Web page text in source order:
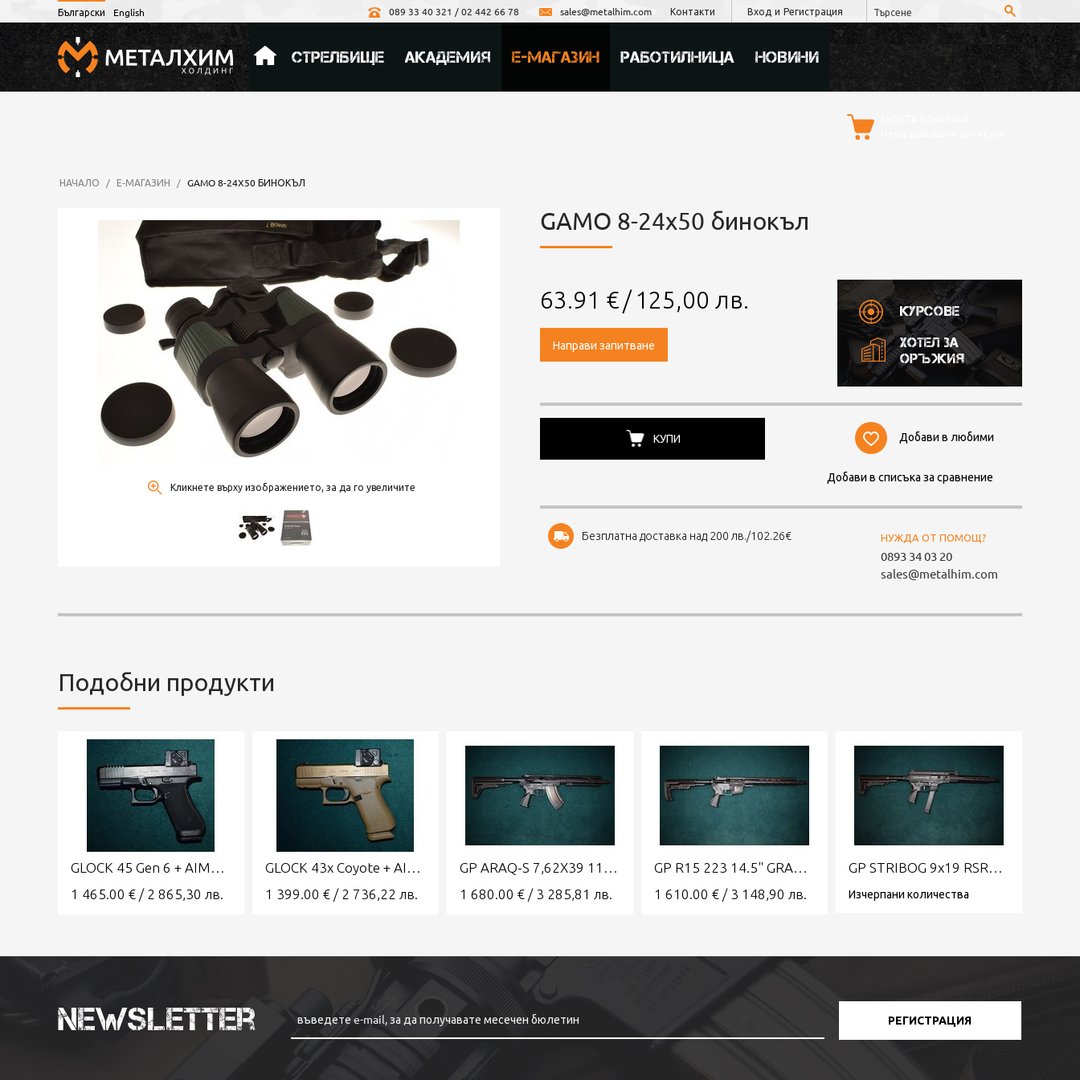
Български English 089 33 40 321 / 02 442 66 78 sales@metalhim.com Контакти Вход и Регистрация
СТРЕЛБИЩЕ АКАДЕМИЯ Е-МАГАЗИН РАБОТИЛНИЦА НОВИНИ
НАЧАЛО / Е-МАГАЗИН / GAMO 8-24X50 БИНОКЪЛ
Кликнете върху изображението, за да го увеличите
GAMO 8-24x50 бинокъл
Курсове
Хотел за
оръжия
63.91 € / 125,00 лв.
Направи запитване
КУПИ Добави в любими
Добави в списъка за сравнение
НУЖДА ОТ ПОМОЩ?
0893 34 03 20
sales@metalhim.com
Безплатна доставка над 200 лв./102.26€
Подобни продукти
GLOCK 45 Gen 6 + AIMPOINT COA 9x19 Combo A-CUT
1 465.00 € / 2 865,30 лв.
GLOCK 43x Coyote + AIMPOINT COA
1 399.00 € / 2 736,22 лв.
GP ARAQ-S 7,62X39 11' GRAND POWER
1 680.00 € / 3 285,81 лв.
GP R15 223 14.5" GRAND POWER
1 610.00 € / 3 148,90 лв.
GP STRIBOG 9x19 RSR9A3G 13" GRAND POWER
Изчерпани количества
Newsletter РЕГИСТРАЦИЯ